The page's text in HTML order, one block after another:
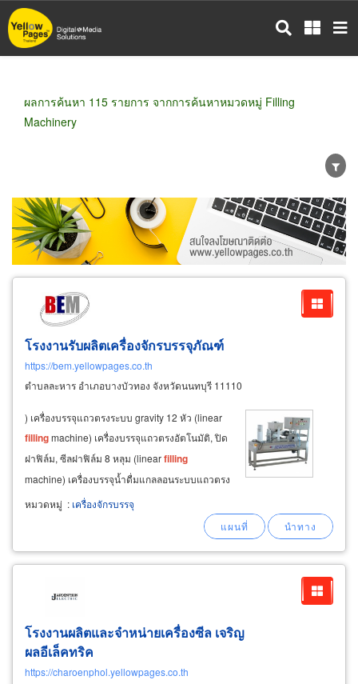
ข้าม
ไป
ผลการค้นหา 115 รายการ จากการค้นหาหมวดหมู่ Filling
Machinery
ขายส่ง ขายปลีก ผู้ผลิต
ตัวแทนจัดจำหน่าย
ผู้ส่งออก/นำเข้า
ธุรกิจบริการ
โรงงานรับผลิตเครื่องจักรบรรจุภัณฑ์
https://bem.yellowpages.co.th
ตำบลละหาร อำเภอบางบัวทอง จังหวัดนนทบุรี 11110
) เครื่องบรรจุแถวตรงระบบ gravity 12 หัว (linear
fillingmachine) เครื่องบรรจุแถวตรงอัตโนมัติ, ปิด
ฝาฟิล์ม, ซีลฝาฟิล์ม 8 หลุม (linearfilling
machine) เครื่องบรรจุน้ำดื่มแกลลอนระบบแถวตรง
แบบ monobloc linear
ลำเลียงขวดแก้วเปล่าใส่สายพาน (depalletizer)
หมวดหมู่ : เครื่องจักรบรรจุ
โรงงานผลิตและจำหน่ายเครื่องซีล เจริญ
ผลอีเล็คทริค
https://charoenphol.yellowpages.co.th